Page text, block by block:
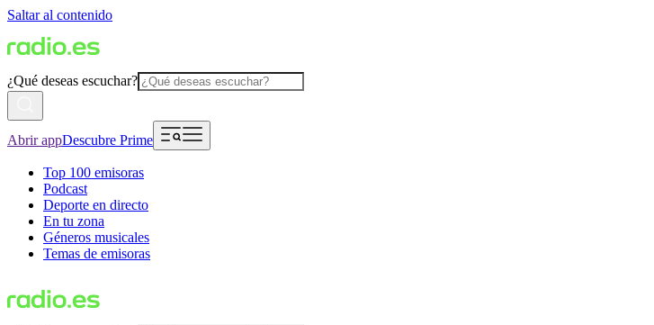
Saltar al contenido
¿Qué deseas escuchar?
Abrir appDescubre Prime
Top 100 emisoras
Podcast
Deporte en directo
En tu zona
Géneros musicales
Temas de emisoras